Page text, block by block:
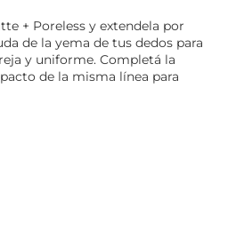
+ Poreless y extendela por
de la yema de tus dedos para
y uniforme. Completá la
de la misma línea para